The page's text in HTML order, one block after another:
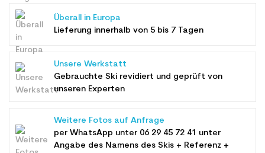
Überall in Europa
Lieferung innerhalb von 5 bis 7 Tagen
Unsere Werkstatt
Gebrauchte Ski revidiert und geprüft von
unseren Experten
Weitere Fotos auf Anfrage
per WhatsApp unter 06 29 45 72 41 unter
Angabe des Namens des Skis + Referenz +